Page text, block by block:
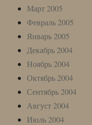
Март 2005
Февраль 2005
Январь 2005
Декабрь 2004
Ноябрь 2004
Октябрь 2004
Сентябрь 2004
Август 2004
Июль 2004